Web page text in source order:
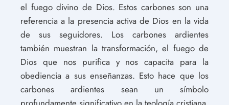
el fuego divino de Dios. Estos carbones son una
referencia a la presencia activa de Dios en la vida
de sus seguidores. Los carbones ardientes
también muestran la transformación, el fuego de
Dios que nos purifica y nos capacita para la
obediencia a sus enseñanzas. Esto hace que los
carbones ardientes sean un símbolo